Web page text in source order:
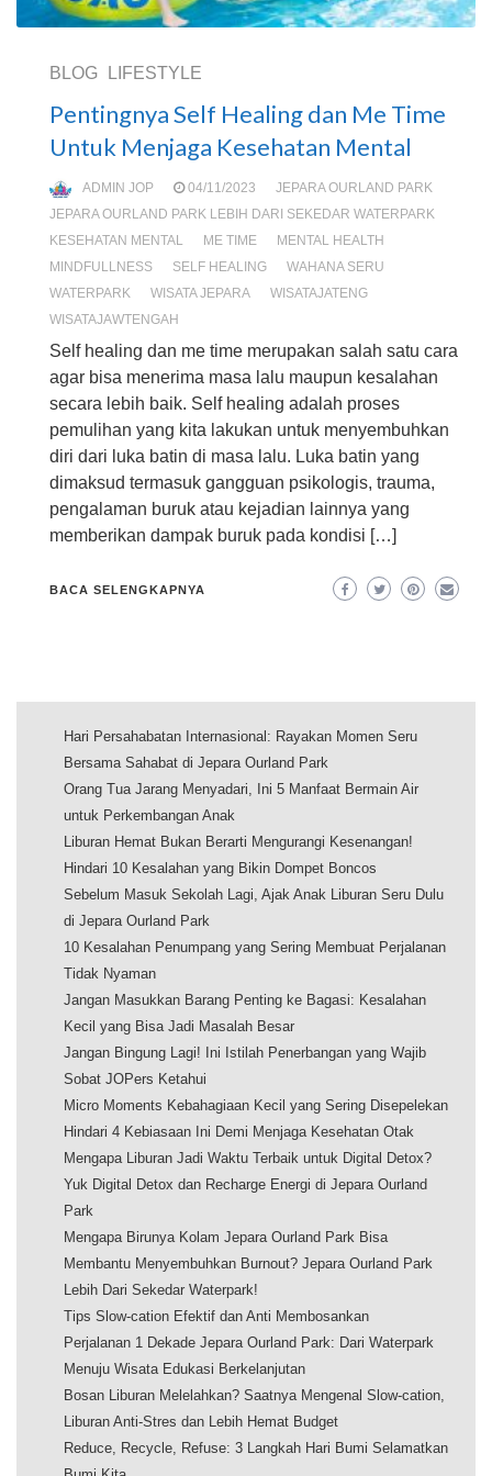
BLOG LIFESTYLE
Pentingnya Self Healing dan Me Time
Untuk Menjaga Kesehatan Mental
ADMIN JOP 04/11/2023
JEPARA OURLAND PARK
JEPARA OURLAND PARK LEBIH DARI SEKEDAR WATERPARK
KESEHATAN MENTAL
ME TIME
MENTAL HEALTH
MINDFULLNESS
SELF HEALING
WAHANA SERU
WATERPARK
WISATA JEPARA
WISATAJATENG
WISATAJAWTENGAH
Self healing dan me time merupakan salah satu cara
agar bisa menerima masa lalu maupun kesalahan
secara lebih baik. Self healing adalah proses
pemulihan yang kita lakukan untuk menyembuhkan
diri dari luka batin di masa lalu. Luka batin yang
dimaksud termasuk gangguan psikologis, trauma,
pengalaman buruk atau kejadian lainnya yang
memberikan dampak buruk pada kondisi […]
BACA SELENGKAPNYA
Hari Persahabatan Internasional: Rayakan Momen Seru
Bersama Sahabat di Jepara Ourland Park
Orang Tua Jarang Menyadari, Ini 5 Manfaat Bermain Air
untuk Perkembangan Anak
Liburan Hemat Bukan Berarti Mengurangi Kesenangan!
Hindari 10 Kesalahan yang Bikin Dompet Boncos
Sebelum Masuk Sekolah Lagi, Ajak Anak Liburan Seru Dulu
di Jepara Ourland Park
10 Kesalahan Penumpang yang Sering Membuat Perjalanan
Tidak Nyaman
Jangan Masukkan Barang Penting ke Bagasi: Kesalahan
Kecil yang Bisa Jadi Masalah Besar
Jangan Bingung Lagi! Ini Istilah Penerbangan yang Wajib
Sobat JOPers Ketahui
Micro Moments Kebahagiaan Kecil yang Sering Disepelekan
Hindari 4 Kebiasaan Ini Demi Menjaga Kesehatan Otak
Mengapa Liburan Jadi Waktu Terbaik untuk Digital Detox?
Yuk Digital Detox dan Recharge Energi di Jepara Ourland
Park
Mengapa Birunya Kolam Jepara Ourland Park Bisa
Membantu Menyembuhkan Burnout? Jepara Ourland Park
Lebih Dari Sekedar Waterpark!
Tips Slow-cation Efektif dan Anti Membosankan
Perjalanan 1 Dekade Jepara Ourland Park: Dari Waterpark
Menuju Wisata Edukasi Berkelanjutan
Bosan Liburan Melelahkan? Saatnya Mengenal Slow-cation,
Liburan Anti-Stres dan Lebih Hemat Budget
Reduce, Recycle, Refuse: 3 Langkah Hari Bumi Selamatkan